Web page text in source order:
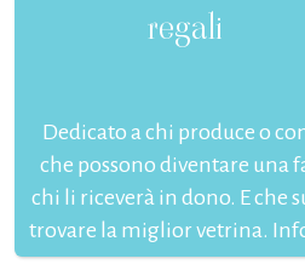
regali
Dedicato a chi produce o
che possono diventare una
chi li riceverà in dono. E che
trovare la miglior vetrina.